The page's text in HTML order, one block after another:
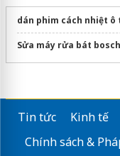
dán phim cách nhiệt ô
Sửa máy rửa bát bosch
Tin tức Kinh tế
Chính sách &